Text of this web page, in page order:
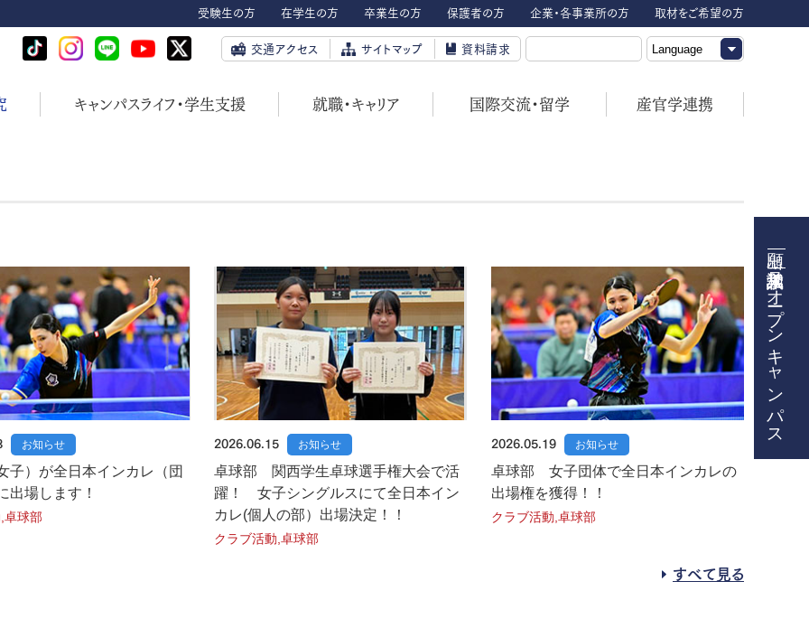
受験生の方 在学生の方 卒業生の方 保護者の方 企業・各事業所の方 取材をご希望の方
キャンパスライフ・学生支援 就職・キャリア 国際交流・留学 産官学連携
交通アクセス サイトマップ 資料請求
オープンキャンパス
お知らせ
子）が全日本インカレ（団
出場します！
卓球部
2026.06.15 お知らせ
卓球部 関西学生卓球選手権大会で活
躍！ 女子シングルスにて全日本イン
カレ(個人の部）出場決定！！
クラブ活動,卓球部
2026.05.19 お知らせ
卓球部 女子団体で全日本インカレの
出場権を獲得！！
クラブ活動,卓球部
すべて見る